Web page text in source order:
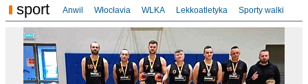
sport Anwil Włocłavia WLKA Lekkoatletyka Sporty walki